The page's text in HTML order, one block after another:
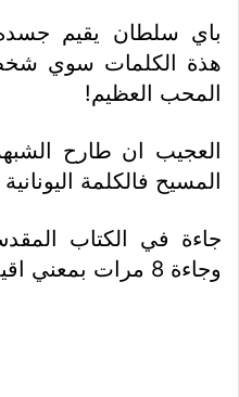
باي سلطان يقيم
هذة الكلمات سوي
المحب العظيم!
العجيب ان طارح
المسيح فالكلمة اليونانية ἐγείρω
وجاءة 8 مرات بمعني اقيمة .اقام .اقيم